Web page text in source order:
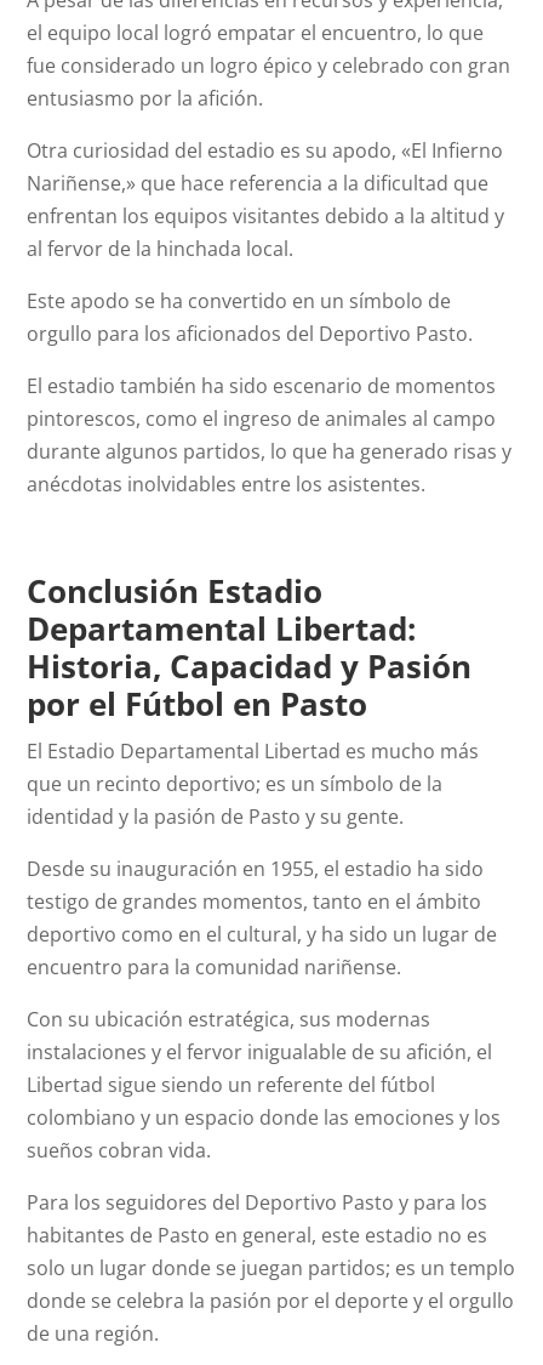
el equipo local logró empatar el encuentro, lo que
fue considerado un logro épico y celebrado con gran
entusiasmo por la afición.
Otra curiosidad del estadio es su apodo, «El Infierno
Nariñense,» que hace referencia a la dificultad que
enfrentan los equipos visitantes debido a la altitud y
al fervor de la hinchada local.
Este apodo se ha convertido en un símbolo de
orgullo para los aficionados del Deportivo Pasto.
El estadio también ha sido escenario de momentos
pintorescos, como el ingreso de animales al campo
durante algunos partidos, lo que ha generado risas y
anécdotas inolvidables entre los asistentes.
Conclusión Estadio
Departamental Libertad:
Historia, Capacidad y Pasión
por el Fútbol en Pasto
El Estadio Departamental Libertad es mucho más
que un recinto deportivo; es un símbolo de la
identidad y la pasión de Pasto y su gente.
Desde su inauguración en 1955, el estadio ha sido
testigo de grandes momentos, tanto en el ámbito
deportivo como en el cultural, y ha sido un lugar de
encuentro para la comunidad nariñense.
Con su ubicación estratégica, sus modernas
instalaciones y el fervor inigualable de su afición, el
Libertad sigue siendo un referente del fútbol
colombiano y un espacio donde las emociones y los
sueños cobran vida.
Para los seguidores del Deportivo Pasto y para los
habitantes de Pasto en general, este estadio no es
solo un lugar donde se juegan partidos; es un templo
donde se celebra la pasión por el deporte y el orgullo
de una región.